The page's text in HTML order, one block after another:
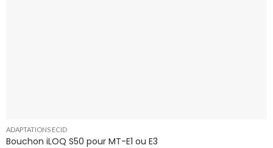
ADAPTATIONS ECID
Bouchon iLOQ S50 pour MT-E1 ou E3